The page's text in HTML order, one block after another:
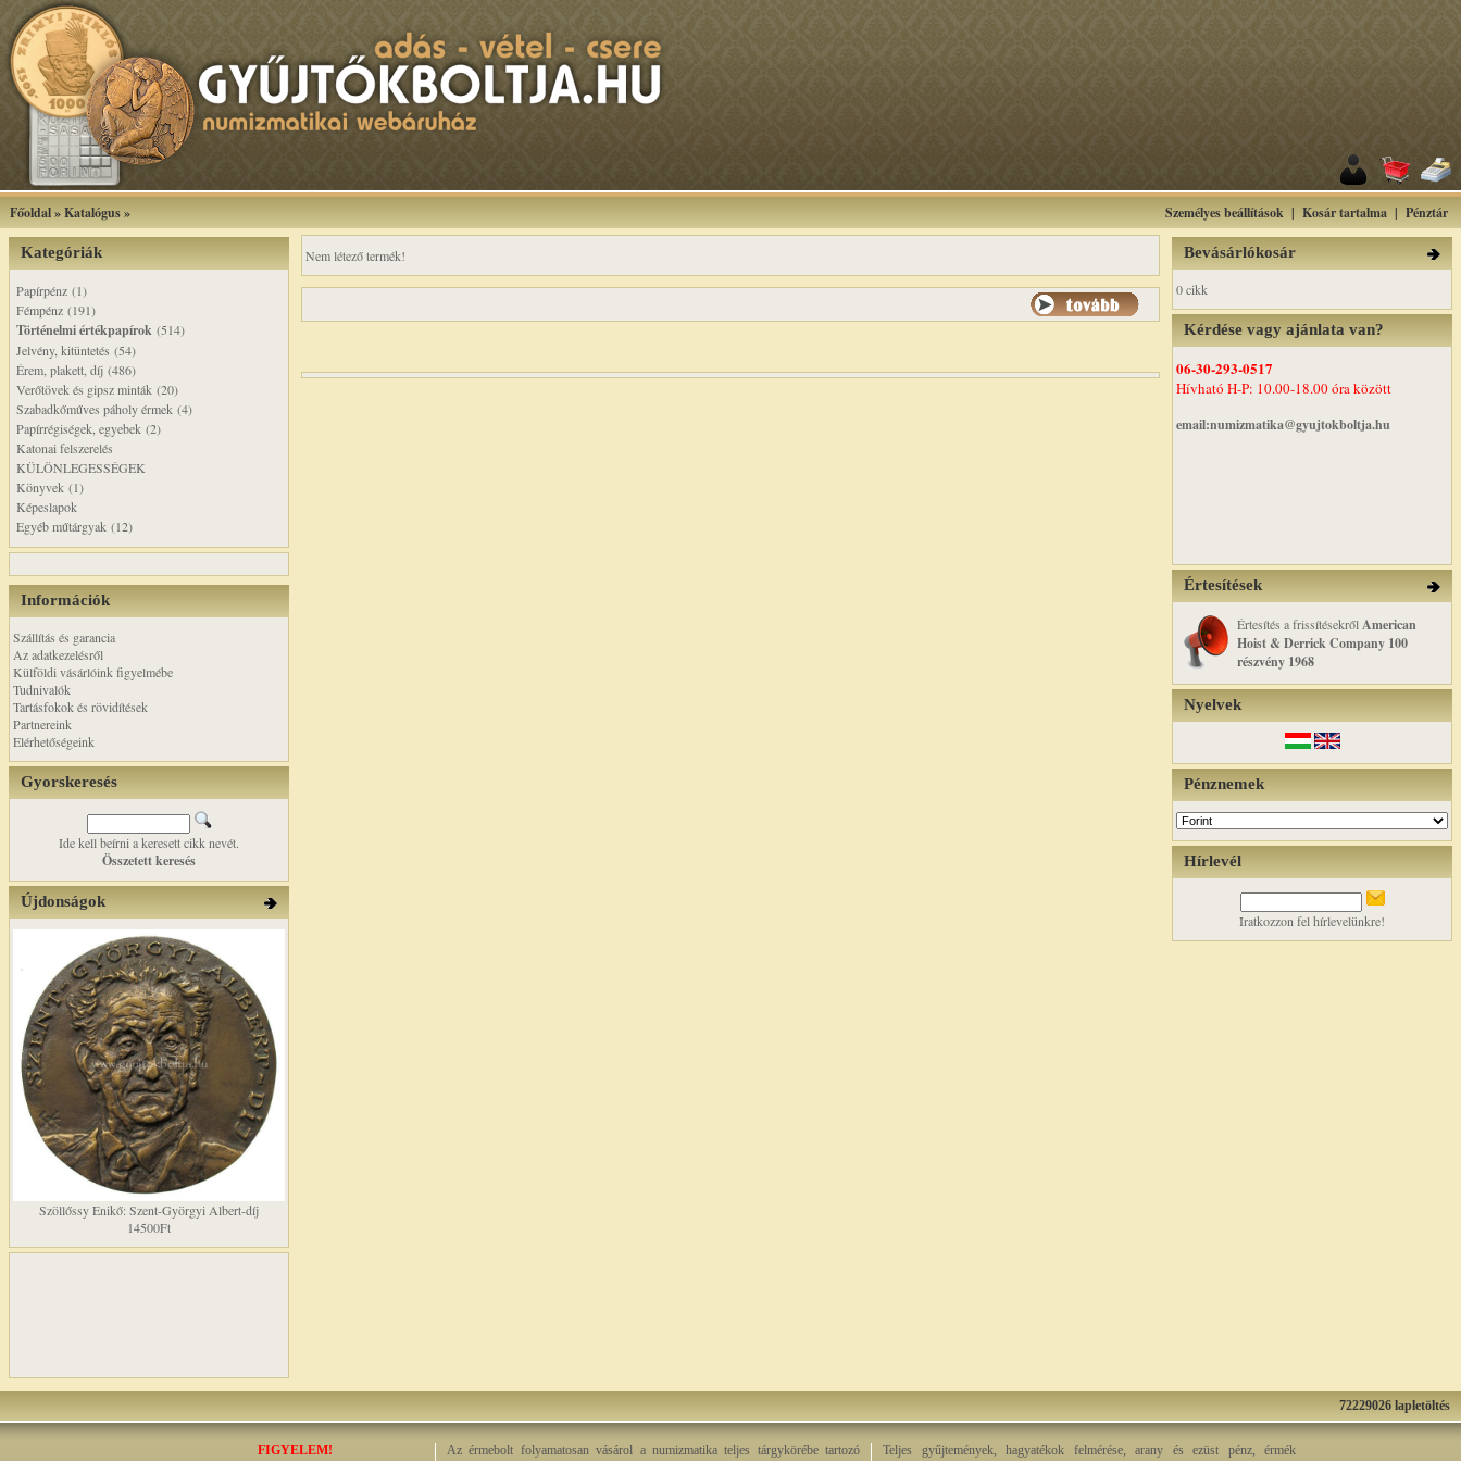
Főoldal»Katalógus» Személyes beállítások | Kosár tartalma | Pénztár
Kategóriák
Papírpénz (1)
Fémpénz (191)
Történelmi értékpapírok (514)
Jelvény, kitüntetés (54)
Érem, plakett, díj (486)
Verőtövek és gipsz minták (20)
Szabadkőműves páholy érmek (4)
Papírrégiségek, egyebek (2)
Katonai felszerelés
KÜLÖNLEGESSÉGEK
Könyvek (1)
Képeslapok
Egyéb műtárgyak (12)
Információk
Szállítás és garancia
Az adatkezelésről
Külföldi vásárlóink figyelmébe
Tudnivalók
Tartásfokok és rövidítések
Partnereink
Elérhetőségeink
Gyorskeresés
Ide kell beírni a keresett cikk nevét.
Összetett keresés
Újdonságok
Szöllőssy Enikő: Szent-Györgyi Albert-díj
14500Ft
Nem létező termék! Bevásárlókosár
0 cikk
Kérdése vagy ajánlata van?
06-30-293-0517
Hívható H-P: 10.00-18.00 óra között
email:numizmatika@gyujtokboltja.hu
Értesítések
Értesítés a frissítésekről American
Hoist & Derrick Company 100
részvény 1968
Nyelvek
Pénznemek
Hírlevél
Iratkozzon fel hírlevelünkre!
72229026 lapletöltés
FIGYELEM!
Az érmebolt folyamatosan vásárol a numizmatika teljes tárgykörébe tartozó
Teljes gyűjtemények, hagyatékok felmérése, arany és ezüst pénz, érmék